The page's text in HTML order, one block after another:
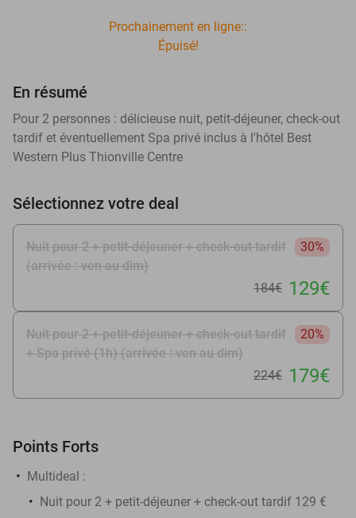
Prochainement en ligne::
Épuisé!
En résumé
Pour 2 personnes : délicieuse nuit, petit-déjeuner, check-out
tardif et éventuellement Spa privé inclus à l'hôtel Best
Western Plus Thionville Centre
Sélectionnez votre deal
Nuit pour 2 + petit-déjeuner + check-out tardif
(arrivée : ven au dim)
30%
184€ 129€
Nuit pour 2 + petit-déjeuner + check-out tardif
+ Spa privé (1h) (arrivée : ven au dim)
20%
224€ 179€
Points Forts
Multideal :
Nuit pour 2 + petit-déjeuner + check-out tardif 129 €